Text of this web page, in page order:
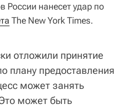
России нанесет удар по
The New York Times.
отложили принятие
плану предоставления
может занять
может быть